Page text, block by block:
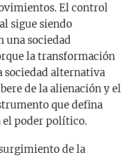
El control
sigue siendo
una sociedad
la transformación
sociedad alternativa
de la alienación y el
que defina
el poder político.
de la